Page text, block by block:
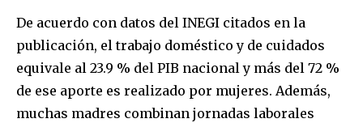
De acuerdo con datos del INEGI citados en la
publicación, el trabajo doméstico y de cuidados
equivale al 23.9 % del PIB nacional y más del 72 %
de ese aporte es realizado por mujeres. Además,
muchas madres combinan jornadas laborales